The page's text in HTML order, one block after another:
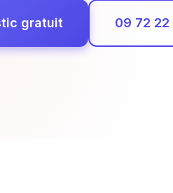
gratuit 09 72